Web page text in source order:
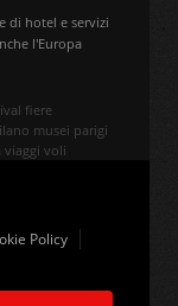
di hotel e servizi
l'Europa
fiere
musei parigi
viaggi voli
Policy